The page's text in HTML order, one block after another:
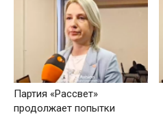
Партия «Рассвет»
продолжает попытки